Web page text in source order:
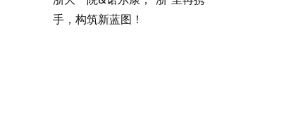
手，构筑新蓝图！